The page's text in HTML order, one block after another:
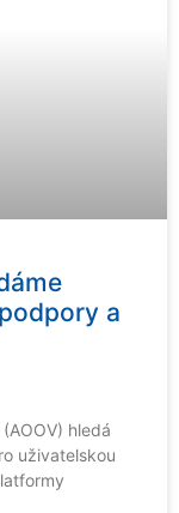
a
hledá
uživatelskou